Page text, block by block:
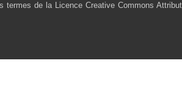
de la Licence Creative Commons